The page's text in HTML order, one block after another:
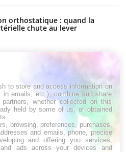
chute au lever
: une déformation des
aux conséquences graves
(Sclérose latérale
to store and access information on
emails, etc.), combine and share
whether collected on this
held by some of us, or obtained
browsing, preferences, purchases,
and emails, phone, precise
and offering you services,
ads across your devices and